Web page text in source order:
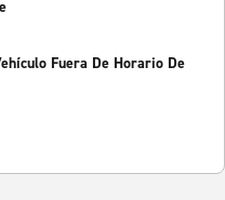
Fuera De Horario De